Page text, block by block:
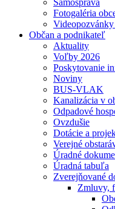
Samospráva
Fotogaléria
Občan a podnikateľ
Aktuality
Voľby 2026
Poskytovanie
Noviny
BUS-VLAK
Kanalizácia v
Odpadové
Ovzdušie
Dotácie a
Verejné
Úradné
Úradná tabuľa
Zverejňované
Zmluvy,